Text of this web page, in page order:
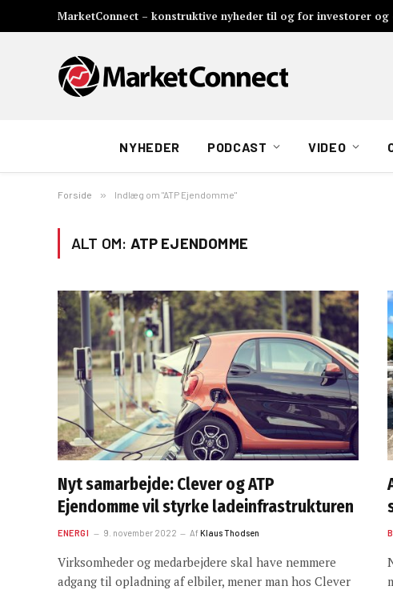
MarketConnect – konstruktive nyheder til og for investorer og
NYHEDER PODCAST VIDEO
Forside » Indlæg om "ATP Ejendomme"
ALT OM: ATP EJENDOMME
Nyt samarbejde: Clever og ATP
Ejendomme vil styrke ladeinfrastrukturen
ENERGI 9. november 2022 AfKlaus Thodsen
Virksomheder og medarbejdere skal have nemmere
adgang til opladning af elbiler, mener man hos Clever